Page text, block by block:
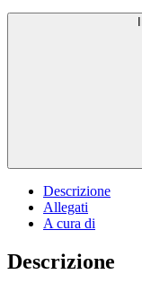
Descrizione
Allegati
A cura di
Descrizione